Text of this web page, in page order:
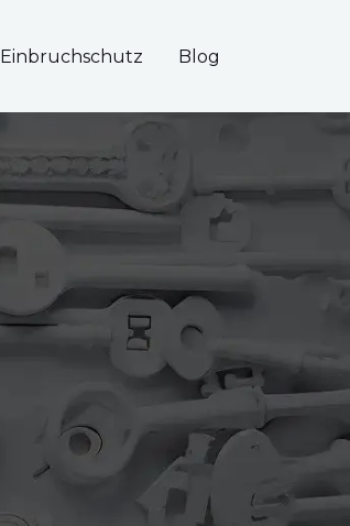
Einbruchschutz Blog